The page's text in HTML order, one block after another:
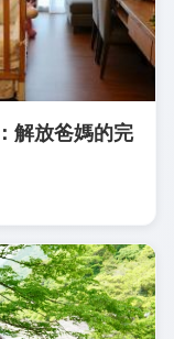
解放爸媽的完